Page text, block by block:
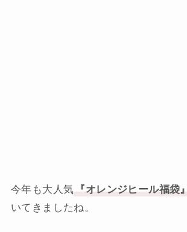
今年も大人気 『オレンジヒール福袋』
いてきましたね。